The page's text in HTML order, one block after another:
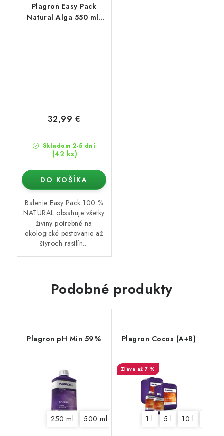
Plagron Easy Pack
Natural Alga 550 ml,
Skladom 2-5 dní
(42 ks)
32,99 €
DO KOŠÍKA
Balenie Easy Pack 100 %
NATURAL obsahuje všetky
živiny potrebné na
ekologické pestovanie až
štyroch rastlín...
Podobné produkty
Plagron pH Min 59%
250 ml 500 ml 10 l
Plagron Cocos (A+B)
až 7 %
1 l 5 l 10 l